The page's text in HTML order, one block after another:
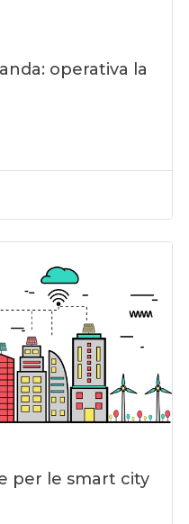
operativa la
per le smart city